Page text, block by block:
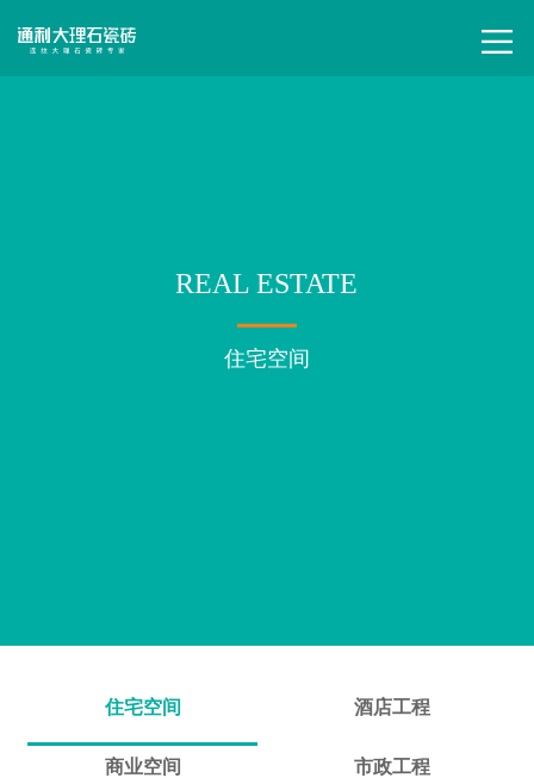
REAL ESTATE
住宅空间
住宅空间 酒店工程
商业空间 市政工程